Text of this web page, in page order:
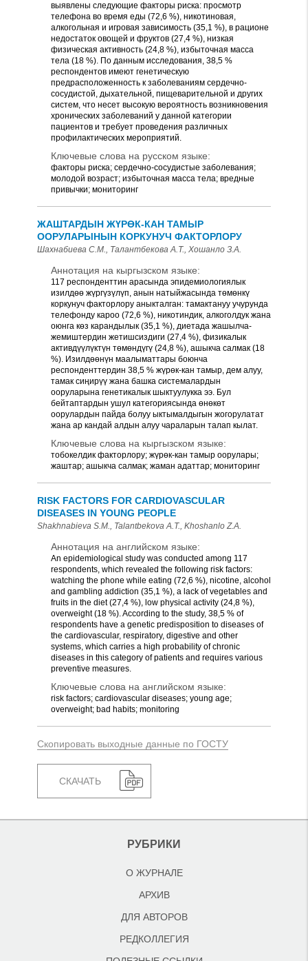
выявлены следующие факторы риска: просмотр
телефона во время еды (72,6 %), никотиновая,
алкогольная и игровая зависимость (35,1 %), в рационе
недостаток овощей и фруктов (27,4 %), низкая
физическая активность (24,8 %), избыточная масса
тела (18 %). По данным исследования, 38,5 %
респондентов имеют генетическую
предрасположенность к заболеваниям сердечно-
сосудистой, дыхательной, пищеварительной и других
систем, что несет высокую вероятность возникновения
хронических заболеваний у данной категории
пациентов и требует проведения различных
профилактических мероприятий.
Ключевые слова на русском языке:
факторы риска; сердечно-сосудистые заболевания;
молодой возраст; избыточная масса тела; вредные
привычки; мониторинг
ЖАШТАРДЫН ЖҮРӨК-КАН ТАМЫР
ООРУЛАРЫНЫН КОРКУНУЧ ФАКТОРЛОРУ
Шахнабиева С.М., Талантбекова А.Т., Хошанло З.А.
Аннотация на кыргызском языке:
117 респонденттин арасында эпидемиологиялык
изилдөө жүргүзүлүп, анын натыйжасында төмөнкү
коркунуч факторлору аныкталган: тамактануу учурунда
телефонду кароо (72,6 %), никотиндик, алкоголдук жана
оюнга көз карандылык (35,1 %), диетада жашылча-
жемиштердин жетишсиздиги (27,4 %), физикалык
активдүүлүктүн төмөндүгү (24,8 %), ашыкча салмак (18
%). Изилдөөнүн маалыматтары боюнча
респонденттердин 38,5 % жүрөк-кан тамыр, дем алуу,
тамак сиңирүү жана башка системалардын
ооруларына генетикалык шыктуулукка ээ. Бул
бейтаптардын ушул категориясында өнөкөт
оорулардын пайда болуу ыктымалдыгын жогорулатат
жана ар кандай алдын алуу чараларын талап кылат.
Ключевые слова на кыргызском языке:
тобокелдик факторлору; жүрөк-кан тамыр оорулары;
жаштар; ашыкча салмак; жаман адаттар; мониторинг
RISK FACTORS FOR CARDIOVASCULAR
DISEASES IN YOUNG PEOPLE
Shakhnabieva S.M., Talantbekova A.T., Khoshanlo Z.A.
Аннотация на английском языке:
An epidemiological study was conducted among 117
respondents, which revealed the following risk factors:
watching the phone while eating (72,6 %), nicotine, alcohol
and gambling addiction (35,1 %), a lack of vegetables and
fruits in the diet (27,4 %), low physical activity (24,8 %),
overweight (18 %). According to the study, 38,5 % of
respondents have a genetic predisposition to diseases of
the cardiovascular, respiratory, digestive and other
systems, which carries a high probability of chronic
diseases in this category of patients and requires various
preventive measures.
Ключевые слова на английском языке:
risk factors; cardiovascular diseases; young age;
overweight; bad habits; monitoring
Скопировать выходные данные по ГОСТУ
СКАЧАТЬ
РУБРИКИ
О ЖУРНАЛЕ
АРХИВ
ДЛЯ АВТОРОВ
РЕДКОЛЛЕГИЯ